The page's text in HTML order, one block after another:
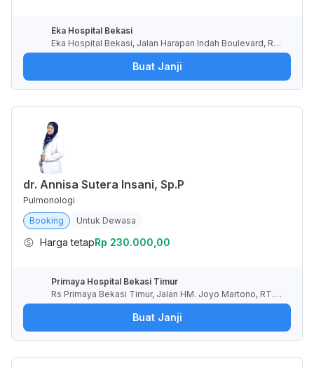
Eka Hospital Bekasi
Eka Hospital Bekasi, Jalan Harapan Indah Boulevard, RT.
10/RW.8, Pusaka Rakyat, Kota Bekasi, Jawa Barat, Indone
Buat Janji
dr. Annisa Sutera Insani, Sp.P
Pulmonologi
Booking
Untuk Dewasa
Harga tetapRp 230.000,00
Primaya Hospital Bekasi Timur
Rs Primaya Bekasi Timur, Jalan HM. Joyo Martono, RT.0
03/RW.021, Margahayu, Kota Bekasi, Jawa Barat, Indone
Buat Janji